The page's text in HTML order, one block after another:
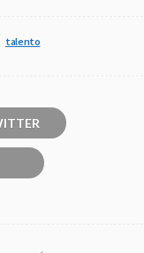
talento